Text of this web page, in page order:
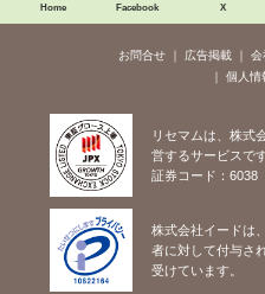
Home Facebook X
お問合せ 広告掲載 会
個人情
リセマムは、株式
営するサービスです
証券コード：6038
株式会社イードは
者に対して付与さ
受けています。